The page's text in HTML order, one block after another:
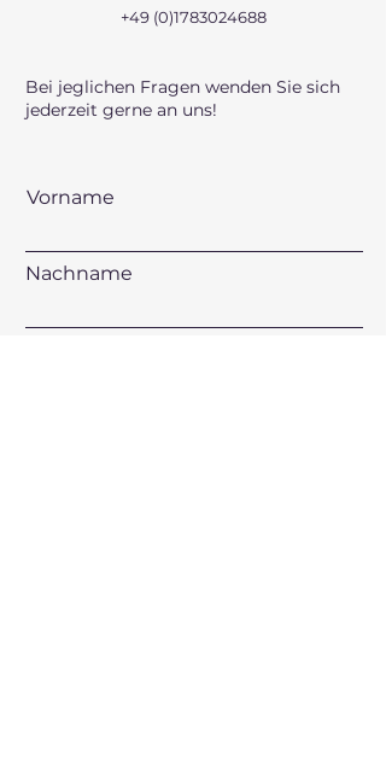
+49 (0)1783024688
Bei jeglichen Fragen wenden Sie sich
jederzeit gerne an uns!
Vorname
Nachname